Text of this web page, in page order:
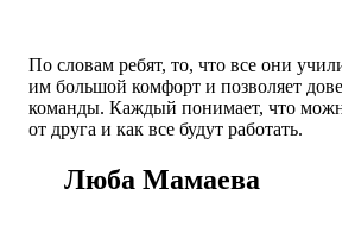
По словам ребят, то, что все они
им большой комфорт и позволяет
команды. Каждый понимает, что
от друга и как все будут работать.
Люба Мамаева